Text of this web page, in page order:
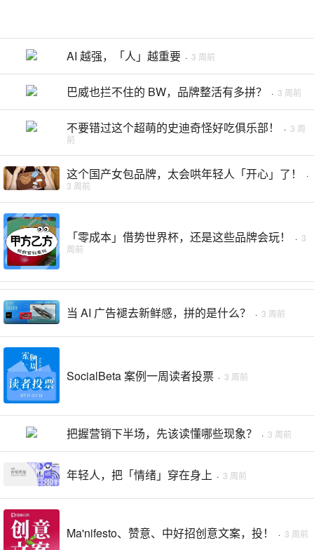
AI 越强，「人」越重要 · 3 周前
巴威也拦不住的 BW，品牌整活有多拼？ · 3 周前
不要错过这个超萌的史迪奇怪好吃俱乐部！ · 3 周
前
这个国产女包品牌，太会哄年轻人「开心」了！
·
3 周前
「零成本」借势世界杯，还是这些品牌会玩！ · 3
周前
当 AI 广告褪去新鲜感，拼的是什么？ · 3 周前
SocialBeta 案例一周读者投票 · 3 周前
把握营销下半场，先该读懂哪些现象？ · 3 周前
年轻人，把「情绪」穿在身上 · 3 周前
Ma'nifesto、赞意、中好招创意文案，投！ · 3 周前